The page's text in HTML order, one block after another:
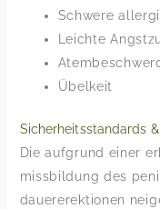
Schwere
Leichte
Übelkeit
Sicherheitsstandards
Die aufgrund einer
missbildung des
dauererektionen